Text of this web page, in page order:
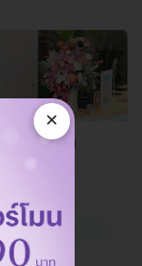
กเวชกรรม)
เขตปทุมวัน
×